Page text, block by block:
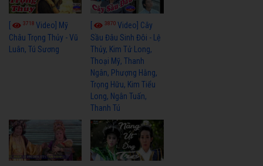
3718 Video] Mỹ
Châu Trọng Thủy - Vũ
Luân, Tú Sương
3870Video] Cây
Sầu Đâu Sinh Đôi - Lệ
Thủy, Kim Tử Long,
Thoại Mỹ, Thanh
Ngân, Phượng Hằng,
Trọng Hữu, Kim Tiểu
Long, Ngân Tuấn,
Thanh Tú